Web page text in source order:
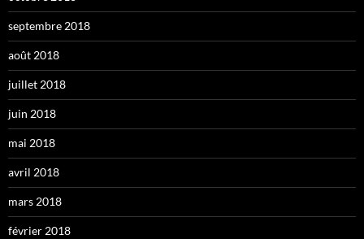
septembre 2018
août 2018
juillet 2018
juin 2018
mai 2018
avril 2018
mars 2018
février 2018